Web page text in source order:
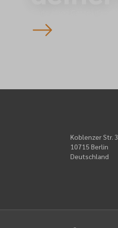
Koblenzer Str. 3
10715 Berlin
Deutschland